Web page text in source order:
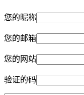
您的昵称
您的邮箱
您的网站
验证的码